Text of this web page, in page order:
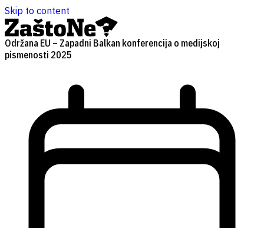
Skip to content
Održana EU – Zapadni Balkan konferencija o medijskoj
pismenosti 2025